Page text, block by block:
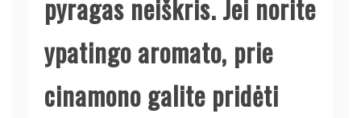
pyragas neiškris. Jei norite
ypatingo aromato, prie
cinamono galite pridėti